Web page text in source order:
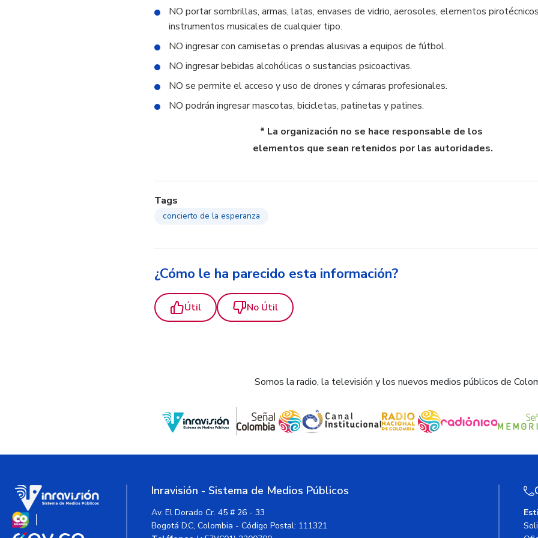
NO portar sombrillas, armas, latas, envases de vidrio, aerosoles, elementos
instrumentos musicales de cualquier tipo.
NO ingresar con camisetas o prendas alusivas a equipos de fútbol.
NO ingresar bebidas alcohólicas o sustancias psicoactivas.
NO se permite el acceso y uso de drones y cámaras profesionales.
NO podrán ingresar mascotas, bicicletas, patinetas y patines.
* La organización no se hace responsable de los
elementos que sean retenidos por las autoridades.
Tags
concierto de la esperanza
¿Cómo le ha parecido esta información?
Útil No Útil
Somos la radio, la televisión y los nuevos medios públicos de
Inravisión - Sistema de Medios Públicos
Av. El Dorado Cr. 45 # 26 - 33
Bogotá D.C, Colombia - Código Postal: 111321